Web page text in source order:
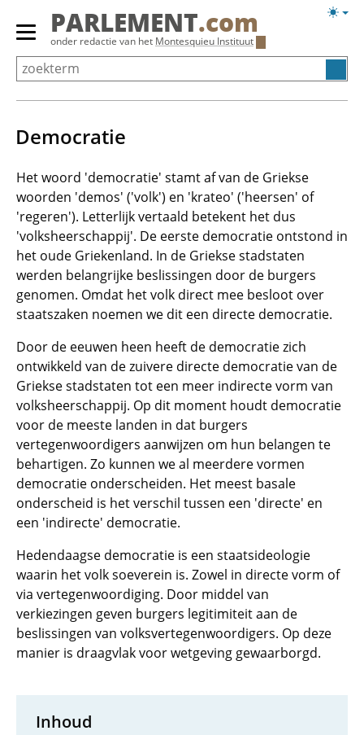
Overslaan
Primair
menu
tonen/verbergen
PARLEMENT.com
onder redactie van het Montesquieu Instituut
Democratie
Het woord 'democratie' stamt af van de Griekse
woorden 'demos' ('volk') en 'krateo' ('heersen' of
'regeren'). Letterlijk vertaald betekent het dus
'volksheerschappij'. De eerste democratie ontstond in
het oude Griekenland. In de Griekse stadstaten
werden belangrijke beslissingen door de burgers
genomen. Omdat het volk direct mee besloot over
staatszaken noemen we dit een directe democratie.
Door de eeuwen heen heeft de democratie zich
ontwikkeld van de zuivere directe democratie van de
Griekse stadstaten tot een meer indirecte vorm van
volksheerschappij. Op dit moment houdt democratie
voor de meeste landen in dat burgers
vertegenwoordigers aanwijzen om hun belangen te
behartigen. Zo kunnen we al meerdere vormen
democratie onderscheiden. Het meest basale
onderscheid is het verschil tussen een 'directe' en
een 'indirecte' democratie.
Hedendaagse democratie is een staatsideologie
waarin het volk soeverein is. Zowel in directe vorm of
via vertegenwoordiging. Door middel van
verkiezingen geven burgers legitimiteit aan de
beslissingen van volksvertegenwoordigers. Op deze
manier is draagvlak voor wetgeving gewaarborgd.
Inhoud